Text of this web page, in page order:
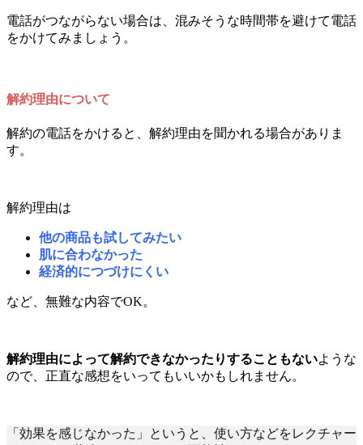
電話がつながらない場合は、混みそうな時間帯を避けて電話
をかけてみましょう。
解約理由について
解約の電話をかけると、解約理由を聞かれる場合がありま
す。
解約理由は
他の商品も試してみたい
肌に合わなかった
経済的につづけにくい
など、無難な内容でOK。
解約理由によって解約できなかったりすることもないような
ので、正直な感想をいってもいいかもしれません。
「効果を感じなかった」というと、使い方などをレクチャー